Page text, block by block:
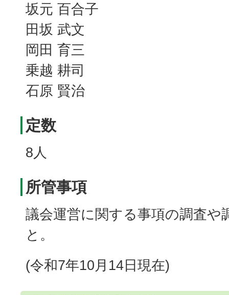
坂元 百合子
田坂 武文
岡田 育三
乗越 耕司
石原 賢治
定数
8人
所管事項
議会運営に関する事項の調査や
と。
(令和7年10月14日現在)